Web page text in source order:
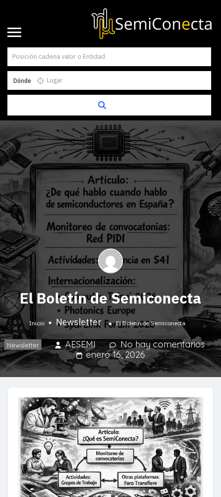
Dónde
El Boletín de Semiconecta​
Inicio Newsletter El Boletín de Semiconecta​
Newsletter AESEMI
No hay comentarios
enero 16, 2026